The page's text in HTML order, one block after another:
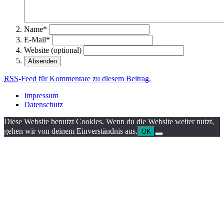
Name*
E-Mail*
Website (optional)
RSS-Feed für Kommentare zu diesem Beitrag.
Impressum
Datenschutz
Diese Website benutzt Cookies. Wenn du die Website weiter nutzt,
gehen wir von deinem Einverständnis aus. OK